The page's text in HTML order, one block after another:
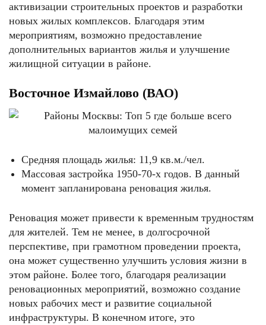
активизации строительных проектов и разработки
новых жилых комплексов. Благодаря этим
мероприятиям, возможно предоставление
дополнительных вариантов жилья и улучшение
жилищной ситуации в районе.
Восточное Измайлово (ВАО)
Средняя площадь жилья: 11,9 кв.м./чел.
Массовая застройка 1950-70-х годов. В данный
момент запланирована реновация жилья.
Реновация может привести к временным трудностям
для жителей. Тем не менее, в долгосрочной
перспективе, при грамотном проведении проекта,
она может существенно улучшить условия жизни в
этом районе. Более того, благодаря реализации
реновационных мероприятий, возможно создание
новых рабочих мест и развитие социальной
инфраструктуры. В конечном итоге, это